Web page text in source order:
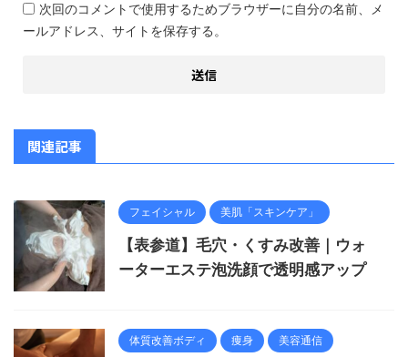
次回のコメントで使用するためブラウザーに自分の名前、メ
ールアドレス、サイトを保存する。
関連記事
フェイシャル 美肌「スキンケア」
【表参道】毛穴・くすみ改善｜ウォ
ーターエステ泡洗顔で透明感アップ
体質改善ボディ 痩身 美容通信